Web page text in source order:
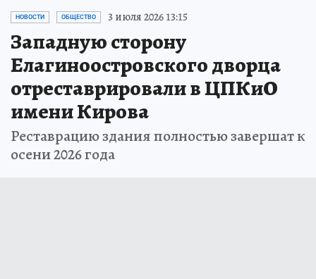
НОВОСТИ ОБЩЕСТВО 3 июля 2026 13:15
Западную сторону
Елагиноостровского дворца
отреставрировали в ЦПКиО
имени Кирова
Реставрацию здания полностью завершат к
осени 2026 года